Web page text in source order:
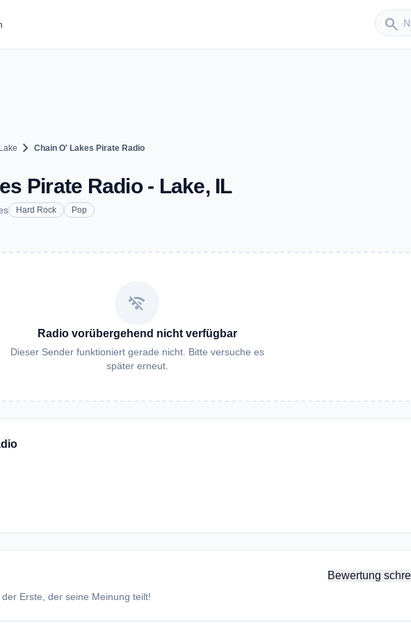
search
Lake chevron_right Chain O' Lakes Pirate Radio
Pirate Radio - Lake, IL
Hard Rock Pop
wifi_off
Radio vorübergehend nicht verfügbar
Dieser Sender funktioniert gerade nicht. Bitte versuche es
später erneut.
Bewertung
Erste, der seine Meinung teilt!